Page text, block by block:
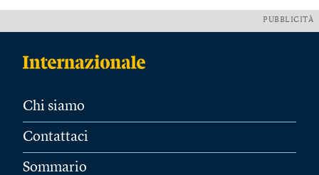
PUBBLICITÀ
Chi siamo
Contattaci
Sommario